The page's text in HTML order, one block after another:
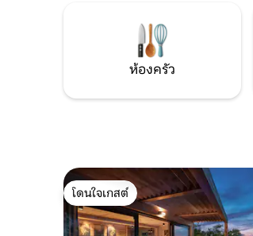
ห้องครัว
โดนใจเกสต์
โดนใจเกสต์